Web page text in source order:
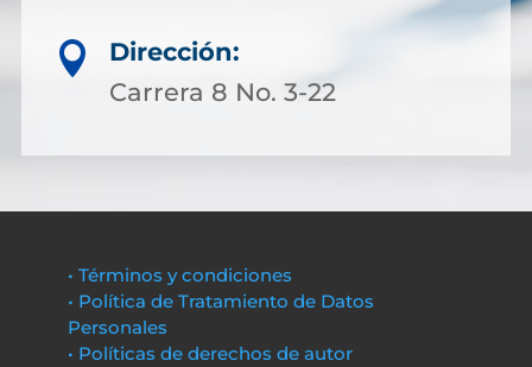

Dirección:
Carrera 8 No. 3-22
• Términos y condiciones
• Política de Tratamiento de Datos
Personales
• Políticas de derechos de autor